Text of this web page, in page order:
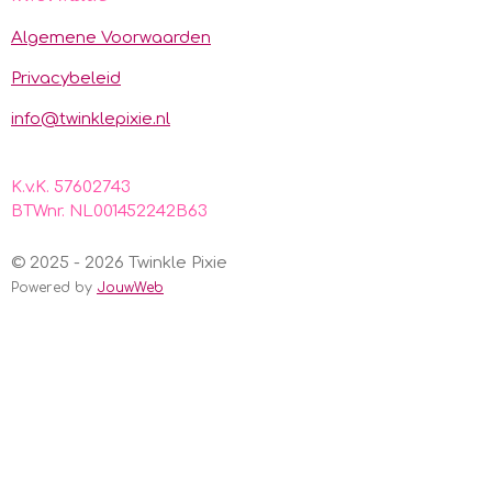
o
k
g
a
A
p
Algemene Voorwaarden
Privacybeleid
info@twinklepixie.nl
K.v.K. 57602743
BTWnr. NL001452242B63
© 2025 - 2026 Twinkle Pixie
Powered by JouwWeb